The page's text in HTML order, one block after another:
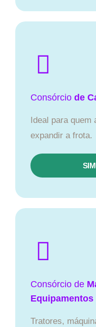
Consórcio de
Ideal para quem
expandir a frota.
Consórcio de
Equipamentos
Tratores,